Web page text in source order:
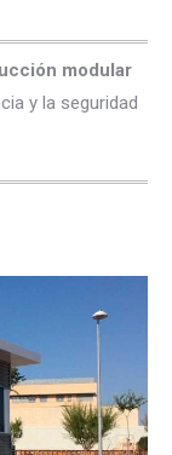
modular
y la seguridad